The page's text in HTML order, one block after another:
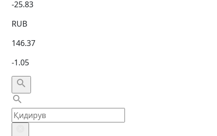
-25.83
RUB
146.37
-1.05